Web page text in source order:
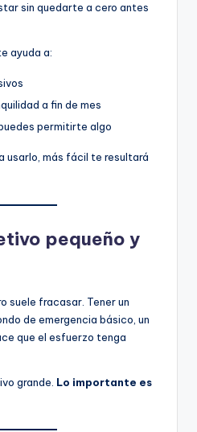
sin quedarte a cero antes
ayuda a:
a fin de mes
permitirte algo
usarlo, más fácil te resultará
pequeño y
suele fracasar. Tener un
de emergencia básico, un
que el esfuerzo tenga
grande. Lo importante es